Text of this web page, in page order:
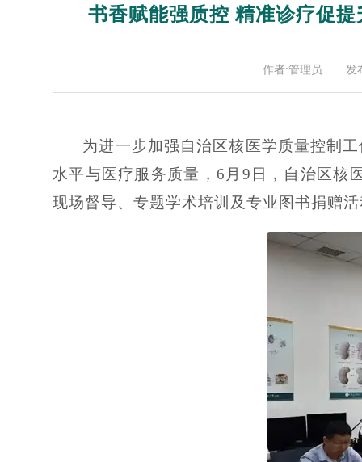
书香赋能强质控 精准诊疗促
作者:管理员 发
为进一步加强自治区核医学质量控制
水平与医疗服务质量，6月9日，自治区核
现场督导、专题学术培训及专业图书捐赠